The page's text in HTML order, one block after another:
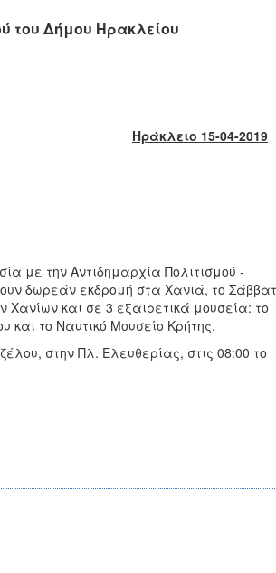
του Δήμου Ηρακλείου
Ηράκλειο 15-04-2019
με την Αντιδημαρχία Πολιτισμού -
δωρεάν εκδρομή στα Χανιά, το
και σε 3 εξαιρετικά μουσεία: το
και το Ναυτικό Μουσείο Κρήτης.
στην Πλ. Ελευθερίας, στις 08:00 το